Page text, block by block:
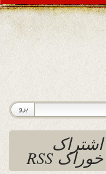
اشتراک
خوراک RSS